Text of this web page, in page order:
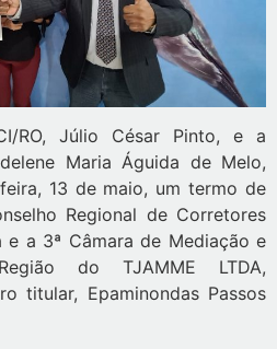
RO, Júlio César Pinto, e a
Maria Águida de Melo,
13 de maio, um termo de
Regional de Corretores
e a 3ª Câmara de Mediação e
do TJAMME LTDA,
titular, Epaminondas Passos